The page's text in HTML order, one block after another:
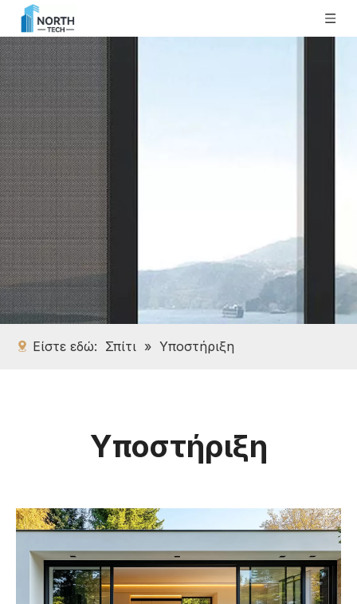
Είστε εδώ: Σπίτι » Υποστήριξη
Υποστήριξη